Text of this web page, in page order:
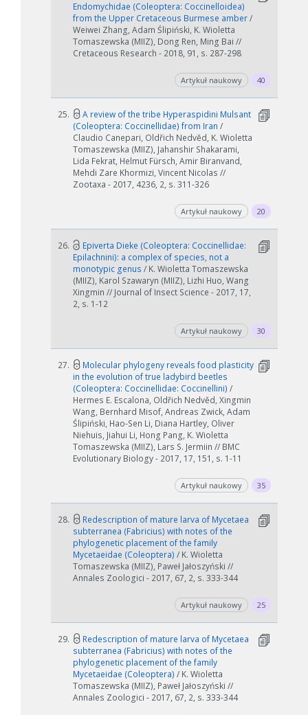
Endomychidae (Coleoptera: Coccinelloidea)
from the Upper Cretaceous Burmese amber/
Weiwei Zhang, Adam Ślipiński, K. Wioletta
Tomaszewska (MIIZ), Dong Ren, Ming Bai //
Cretaceous Research - 2018, 91, s. 287-298
Artykuł naukowy 40
25.
A review of the tribe Hyperaspidini Mulsant
(Coleoptera: Coccinellidae) from Iran /
Claudio Canepari, Oldřich Nedvěd, K. Wioletta
Tomaszewska (MIIZ), Jahanshir Shakarami,
Lida Fekrat, Helmut Fürsch, Amir Biranvand,
Mehdi Zare Khormizi, Vincent Nicolas //
Zootaxa - 2017, 4236, 2, s. 311-326
Artykuł naukowy 20
26.
Epiverta Dieke (Coleoptera: Coccinellidae:
Epilachnini): a complex of species, not a
monotypic genus / K. Wioletta Tomaszewska
(MIIZ), Karol Szawaryn (MIIZ), Lizhi Huo, Wang
Xingmin // Journal of Insect Science - 2017, 17,
2, s. 1-12
Artykuł naukowy 30
27.
Molecular phylogeny reveals food plasticity
in the evolution of true ladybird beetles
(Coleoptera: Coccinellidae: Coccinellini) /
Hermes E. Escalona, Oldřich Nedvěd, Xingmin
Wang, Bernhard Misof, Andreas Zwick, Adam
Ślipiński, Hao-Sen Li, Diana Hartley, Oliver
Niehuis, Jiahui Li, Hong Pang, K. Wioletta
Tomaszewska (MIIZ), Lars S. Jermiin // BMC
Evolutionary Biology - 2017, 17, 151, s. 1-11
Artykuł naukowy 35
28.
Redescription of mature larva of Mycetaea
subterranea (Fabricius) with notes of the
phylogenetic placement of the family
Mycetaeidae (Coleoptera) / K. Wioletta
Tomaszewska (MIIZ), Paweł Jałoszyński //
Annales Zoologici - 2017, 67, 2, s. 333-344
Artykuł naukowy 25
29.
Redescription of mature larva of Mycetaea
subterranea (Fabricius) with notes of the
phylogenetic placement of the family
Mycetaeidae (Coleoptera) / K. Wioletta
Tomaszewska (MIIZ), Paweł Jałoszyński //
Annales Zoologici - 2017, 67, 2, s. 333-344